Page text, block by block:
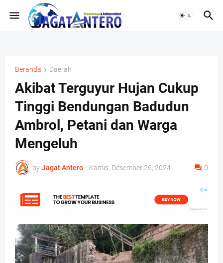
Beranda Daerah
Akibat Terguyur Hujan Cukup
Tinggi Bendungan Badudun
Ambrol, Petani dan Warga
Mengeluh
by Jagat Antero - Kamis, Desember 26, 2024 0